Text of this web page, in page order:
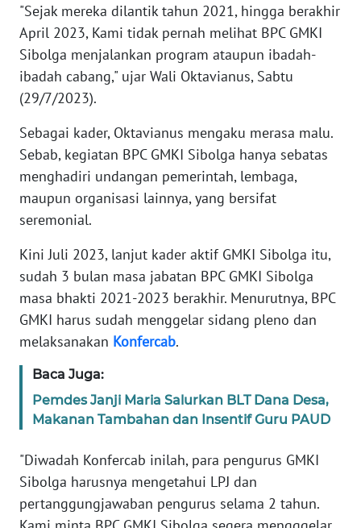
"Sejak mereka dilantik tahun 2021, hingga berakhir
April 2023, Kami tidak pernah melihat BPC GMKI
Sibolga menjalankan program ataupun ibadah-
ibadah cabang," ujar Wali Oktavianus, Sabtu
(29/7/2023).
Sebagai kader, Oktavianus mengaku merasa malu.
Sebab, kegiatan BPC GMKI Sibolga hanya sebatas
menghadiri undangan pemerintah, lembaga,
maupun organisasi lainnya, yang bersifat
seremonial.
Kini Juli 2023, lanjut kader aktif GMKI Sibolga itu,
sudah 3 bulan masa jabatan BPC GMKI Sibolga
masa bhakti 2021-2023 berakhir. Menurutnya, BPC
GMKI harus sudah menggelar sidang pleno dan
melaksanakan Konfercab.
Baca Juga:
Pemdes Janji Maria Salurkan BLT Dana Desa,
Makanan Tambahan dan Insentif Guru PAUD
"Diwadah Konfercab inilah, para pengurus GMKI
Sibolga harusnya mengetahui LPJ dan
pertanggungjawaban pengurus selama 2 tahun.
WN
NTB
WN
SULTENG
WN
SULBAR
WN
BABEL
WN
SUMBAR
WN
SUMSEL
BENGKULU
LAMPUNG
WN
JATENG